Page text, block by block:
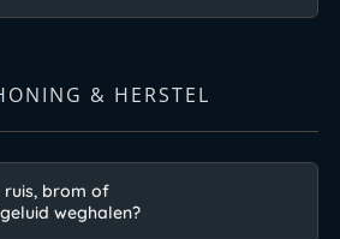
& HERSTEL
ruis, brom of
weghalen?